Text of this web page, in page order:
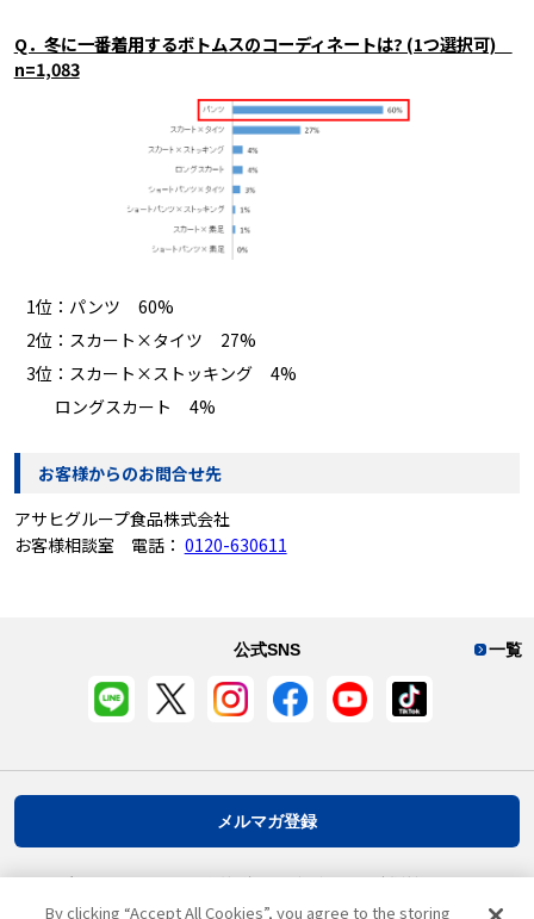
Q．冬に一番着用するボトムスのコーディネートは? (1つ選択可)
n=1,083
1位：パンツ 60%
2位：スカート×タイツ 27%
3位：スカート×ストッキング 4%
ロングスカート 4%
お客様からのお問合せ先
アサヒグループ食品株式会社
お客様相談室 電話： 0120-630611
一覧
公式SNS
メルマガ登録
By clicking “Accept All Cookies”, you agree to the storing